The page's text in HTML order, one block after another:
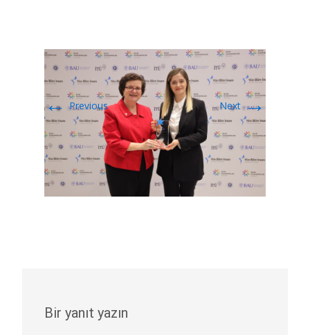
← Previous Next→
Bir yanıt yazın